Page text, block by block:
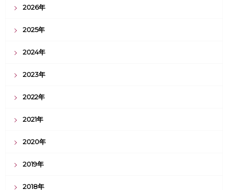
2026年
2025年
2024年
2023年
2022年
2021年
2020年
2019年
2018年